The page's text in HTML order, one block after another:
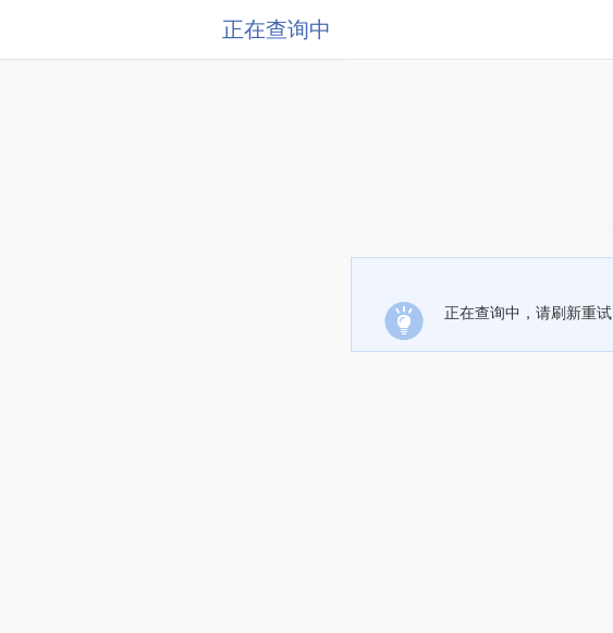
正在查询中
正在查询中，请刷新重试